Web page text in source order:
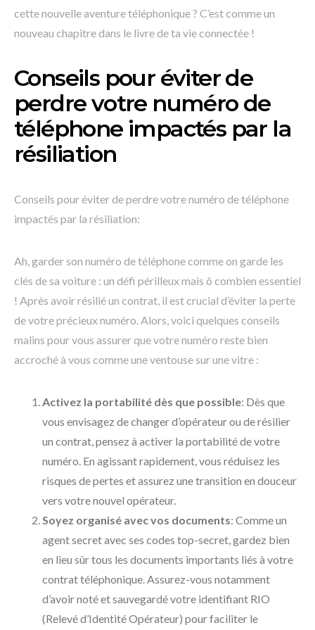
cette nouvelle aventure téléphonique ? C’est comme un
nouveau chapitre dans le livre de ta vie connectée !
Conseils pour éviter de
perdre votre numéro de
téléphone impactés par la
résiliation
Conseils pour éviter de perdre votre numéro de téléphone
impactés par la résiliation:
Ah, garder son numéro de téléphone comme on garde les
clés de sa voiture : un défi périlleux mais ô combien essentiel
! Après avoir résilié un contrat, il est crucial d’éviter la perte
de votre précieux numéro. Alors, voici quelques conseils
malins pour vous assurer que votre numéro reste bien
accroché à vous comme une ventouse sur une vitre :
Activez la portabilité dès que possible: Dès que
vous envisagez de changer d’opérateur ou de résilier
un contrat, pensez à activer la portabilité de votre
numéro. En agissant rapidement, vous réduisez les
risques de pertes et assurez une transition en douceur
vers votre nouvel opérateur.
Soyez organisé avec vos documents: Comme un
agent secret avec ses codes top-secret, gardez bien
en lieu sûr tous les documents importants liés à votre
contrat téléphonique. Assurez-vous notamment
d’avoir noté et sauvegardé votre identifiant RIO
(Relevé d’Identité Opérateur) pour faciliter le